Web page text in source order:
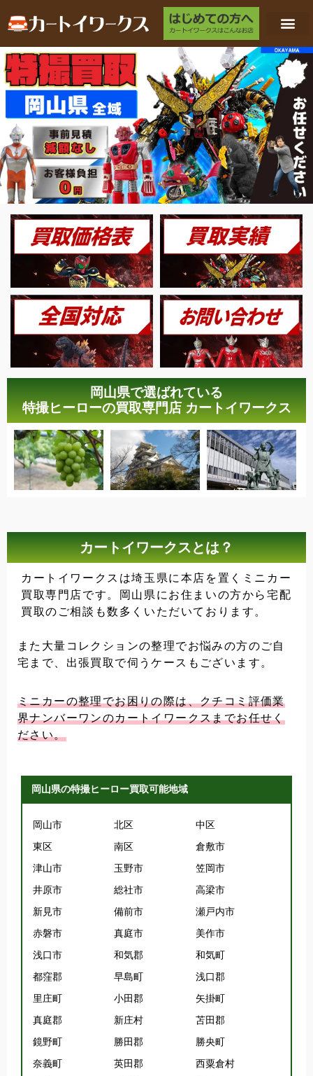
岡山県で選ばれている
特撮ヒーローの買取専門店 カートイワークス
カートイワークスとは？
カートイワークスは埼玉県に本店を置くミニカー
買取専門店です。岡山県にお住まいの方から宅配
買取のご相談も数多くいただいております。
また大量コレクションの整理でお悩みの方のご自
宅まで、出張買取で伺うケースもございます。
ミニカーの整理でお困りの際は、クチコミ評価業
界ナンバーワンのカートイワークスまでお任せく
ださい。
岡山県の特撮ヒーロー買取可能地域
岡山市 北区
中区
東区
南区
倉敷市
津山市
玉野市
笠岡市
井原市
総社市
高梁市
新見市
備前市
瀬戸内市
赤磐市
真庭市
美作市
浅口市
和気郡
和気町
都窪郡
早島町
浅口郡
里庄町
小田郡
矢掛町
真庭郡
新庄村
苫田郡
鏡野町
勝田郡
勝央町
奈義町
英田郡
西粟倉村